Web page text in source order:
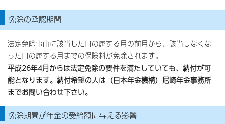
免除の承認期間
法定免除事由に該当した日の属する月の前月から、該当しなくな
った日の属する月までの保険料が免除されます。
平成26年4月からは法定免除の要件を満たしていても、納付が可
能となります。納付希望の人は（日本年金機構）尼崎年金事務所
までお問い合わせ下さい。
免除期間が年金の受給額に与える影響